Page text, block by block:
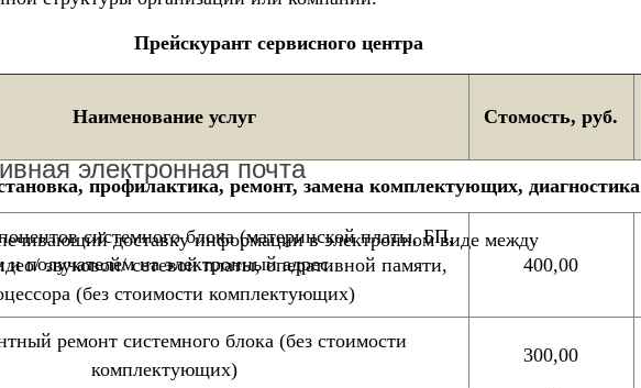
электронная почта
доставку информации в электронном виде между
и получателем на электронный адрес.
Прейскурант сервисного центра
Наименование услуг Стомость, руб.
профилактика, ремонт, замена комплектующих, диагностика
системного блока (материнской платы, БП,
звуковой/ сетевой платы, оперативной памяти,
(без стоимости комплектующих)
400,00
ремонт системного блока (без стоимости
комплектующих)
300,00